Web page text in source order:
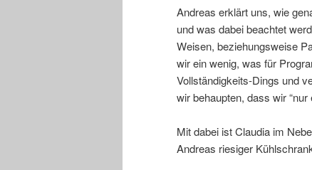
Andreas erklärt uns, wie
und was dabei beachtet
Weisen, beziehungsweise
wir ein wenig, was für
Vollständigkeits-Dings und
wir behaupten, dass wir
Mit dabei ist Claudia im
Andreas riesiger